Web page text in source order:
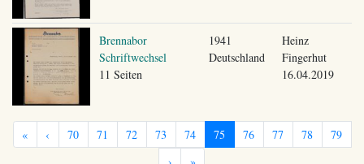
Brennabor
Schriftwechsel
11 Seiten
1941
Deutschland
Heinz
Fingerhut
16.04.2019
« ‹ 70 71 72 73 74 75 76 77 78
79
›
»